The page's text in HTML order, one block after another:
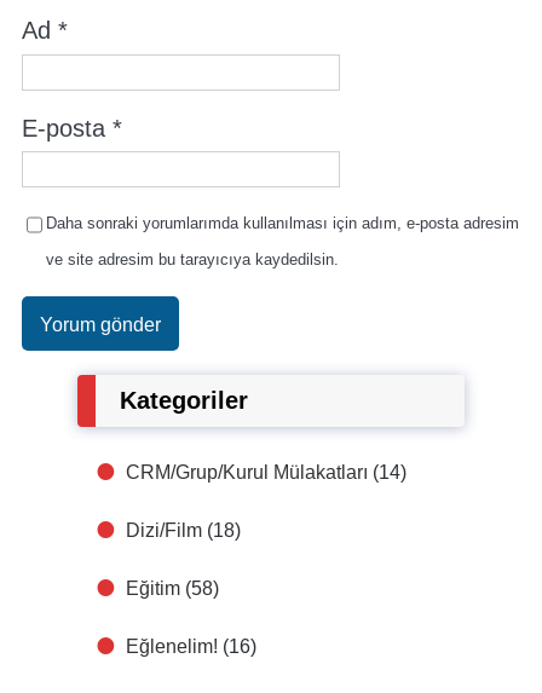
Ad *
E-posta *
Daha sonraki yorumlarımda kullanılması için adım, e-posta adresim
ve site adresim bu tarayıcıya kaydedilsin.
Kategoriler
CRM/Grup/Kurul Mülakatları (14)
Dizi/Film (18)
Eğitim (58)
Eğlenelim! (16)